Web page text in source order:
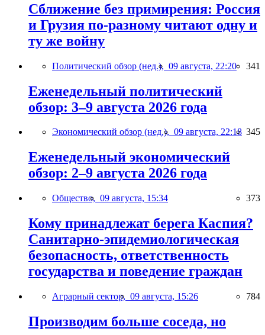
Сближение без примирения: Россия
и Грузия по-разному читают одну и
ту же войну
Политический обзор (нед.), 09 августа, 22:20 341
Еженедельный политический
обзор: 3–9 августа 2026 года
Экономический обзор (нед.), 09 августа, 22:18 345
Еженедельный экономический
обзор: 2–9 августа 2026 года
Общество, 09 августа, 15:34 373
Кому принадлежат берега Каспия?
Санитарно-эпидемиологическая
безопасность, ответственность
государства и поведение граждан
Аграрный сектор, 09 августа, 15:26 784
Производим больше соседа, но